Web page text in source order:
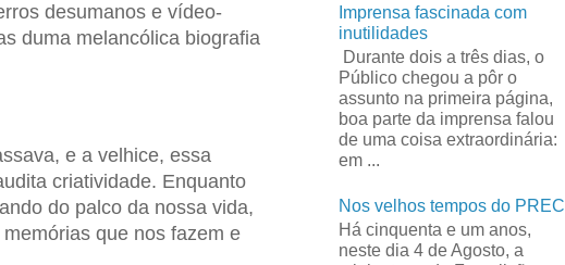
desumanos e vídeo-
duma melancólica biografia
e a velhice, essa
criatividade. Enquanto
do palco da nossa vida,
que nos fazem e
Imprensa fascinada com
inutilidades
Durante dois a três dias, o
Público chegou a pôr o
assunto na primeira página,
boa parte da imprensa falou
de uma coisa extraordinária:
em ...
Nos velhos tempos do PREC
Há cinquenta e um anos,
neste dia 4 de Agosto, a